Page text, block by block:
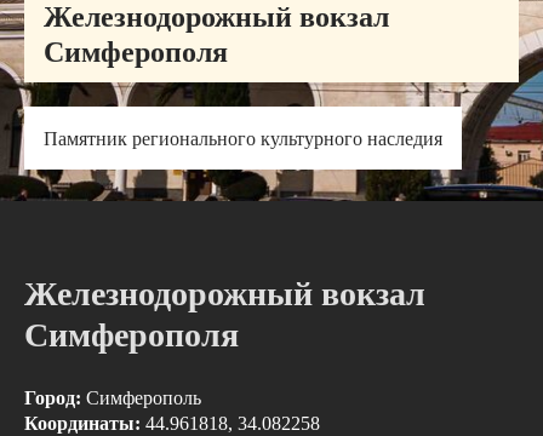
Железнодорожный вокзал
Симферополя
Памятник регионального культурного наследия
Железнодорожный вокзал
Симферополя
Город: Симферополь
Координаты: 44.961818, 34.082258